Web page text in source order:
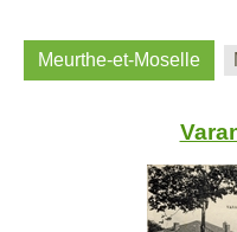
Meurthe-et-Moselle